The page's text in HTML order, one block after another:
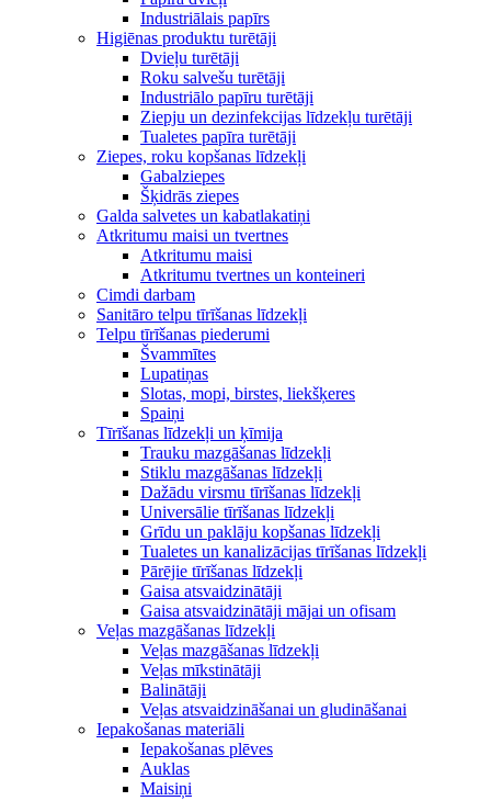
Industriālais papīrs
Higiēnas produktu turētāji
Dvieļu turētāji
Roku salvešu turētāji
Industriālo papīru turētāji
Ziepju un dezinfekcijas līdzekļu turētāji
Tualetes papīra turētāji
Ziepes, roku kopšanas līdzekļi
Gabalziepes
Šķidrās ziepes
Galda salvetes un kabatlakatiņi
Atkritumu maisi un tvertnes
Atkritumu maisi
Atkritumu tvertnes un konteineri
Cimdi darbam
Sanitāro telpu tīrīšanas līdzekļi
Telpu tīrīšanas piederumi
Švammītes
Lupatiņas
Slotas, mopi, birstes, liekšķeres
Spaiņi
Tīrīšanas līdzekļi un ķīmija
Trauku mazgāšanas līdzekļi
Stiklu mazgāšanas līdzekļi
Dažādu virsmu tīrīšanas līdzekļi
Universālie tīrīšanas līdzekļi
Grīdu un paklāju kopšanas līdzekļi
Tualetes un kanalizācijas tīrīšanas līdzekļi
Pārējie tīrīšanas līdzekļi
Gaisa atsvaidzinātāji
Gaisa atsvaidzinātāji mājai un ofisam
Veļas mazgāšanas līdzekļi
Veļas mazgāšanas līdzekļi
Veļas mīkstinātāji
Balinātāji
Veļas atsvaidzināšanai un gludināšanai
Iepakošanas materiāli
Iepakošanas plēves
Auklas
Maisiņi